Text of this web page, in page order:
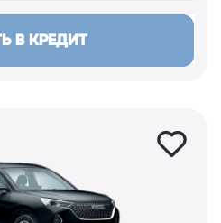
В КРЕДИТ